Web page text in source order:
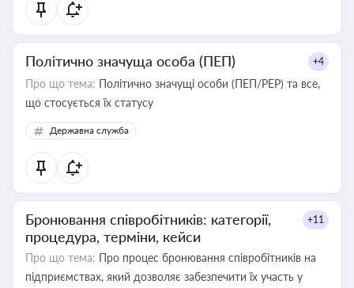
Політично значуща особа (ПЕП) +4
Про що тема: Політично значущі особи (ПЕП/PEP) та все,
що стосується їх статусу
Державна служба
Бронювання співробітників: категорії,
процедура, терміни, кейси
+11
Про що тема: Про процес бронювання співробітників на
підприємствах, який дозволяє забезпечити їх участь у